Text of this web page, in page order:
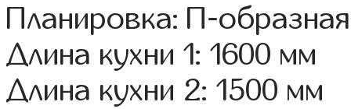
Планировка: П-образная
Длина кухни 1: 1600 мм
Длина кухни 2: 1500 мм